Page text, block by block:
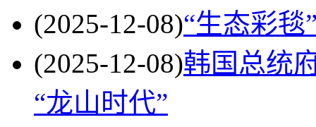
(2025-12-08)“生态彩毯
(2025-12-08)韩国总统
“龙山时代”